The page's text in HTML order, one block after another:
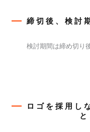
締切後、検討
検討期間は締め切り
ロゴを採用し